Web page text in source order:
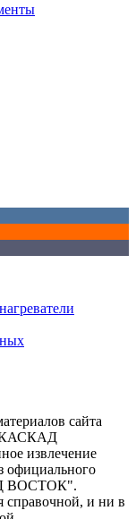
сайта
"КАСКАД
извлечение
официального
ВОСТОК".
справочной, и ни в